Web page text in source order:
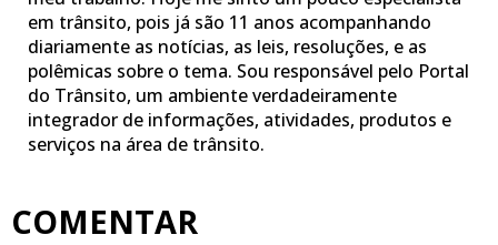
em trânsito, pois já são 11 anos acompanhando
diariamente as notícias, as leis, resoluções, e as
polêmicas sobre o tema. Sou responsável pelo Portal
do Trânsito, um ambiente verdadeiramente
integrador de informações, atividades, produtos e
serviços na área de trânsito.
COMENTAR